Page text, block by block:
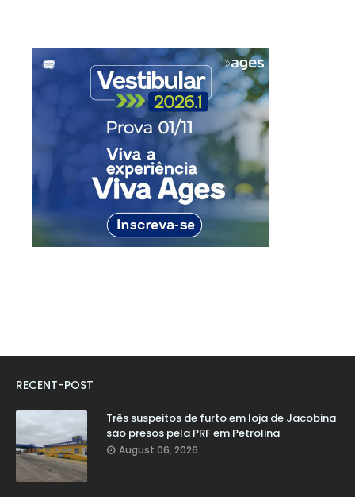
RECENT-POST
Três suspeitos de furto em loja de Jacobina
são presos pela PRF em Petrolina
August 06, 2026